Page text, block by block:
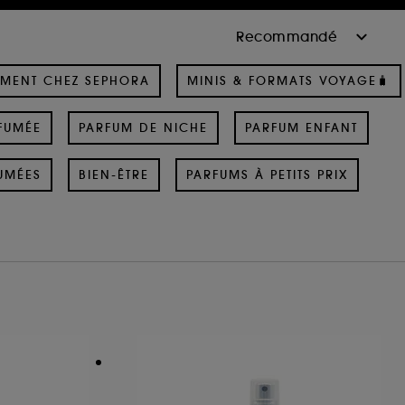
CHEZ SEPHORA MINIS & FORMATS VOYAGE🧳
PARFUM DE NICHE PARFUM ENFANT
BIEN-ÊTRE PARFUMS À PETITS PRIX